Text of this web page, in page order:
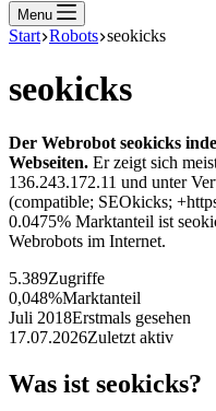
Menu
Start Robots seokicks
seokicks
Der Webrobot seokicks
Webseiten. Er zeigt sich
136.243.172.11 und unter
(compatible; SEOkicks;
0.0475% Marktanteil ist
Webrobots im Internet.
5.389Zugriffe
0,048%Marktanteil
Juli 2018Erstmals gesehen
17.07.2026Zuletzt aktiv
Was ist seokicks?